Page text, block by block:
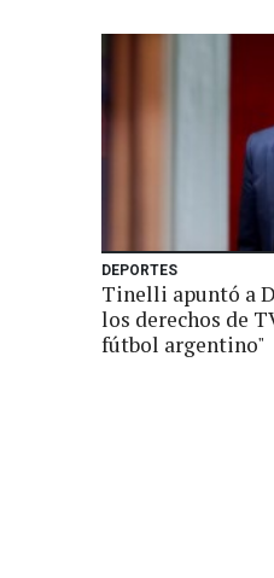
DEPORTES
Tinelli apuntó a
los derechos de
fútbol argentino"